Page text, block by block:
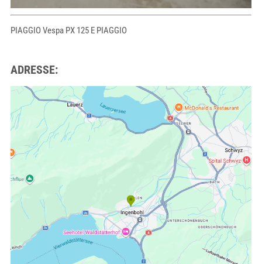
PIAGGIO Vespa PX 125 E PIAGGIO
ADRESSE: